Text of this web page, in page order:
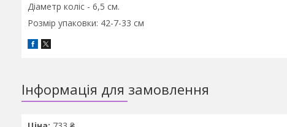
Діаметр коліс - 6,5 см.
Розмір упаковки: 42-7-33 см
Інформація для замовлення